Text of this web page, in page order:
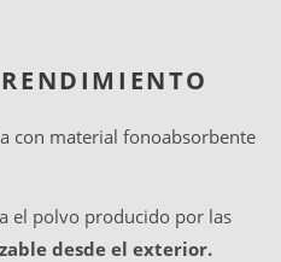
con material fonoabsorbente
el polvo producido por las
desde el exterior.